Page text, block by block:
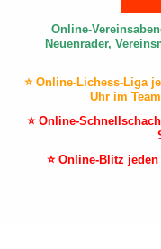
Online-
Neuenrader,
⭐ Online-Lichess-Liga
Uhr im
⭐ Online-
⭐ Online-Blitz